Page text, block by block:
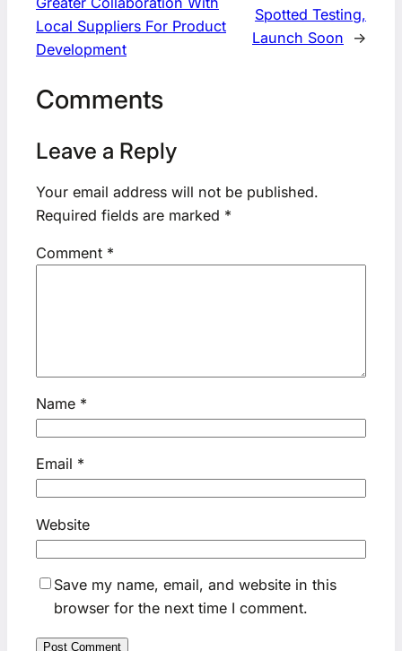
Local Suppliers For Product
Development
Spotted Testing,
Launch Soon
→
Comments
Leave a Reply
Your email address will not be published.
Required fields are marked *
Comment *
Name *
Email *
Website
Save my name, email, and website in this
browser for the next time I comment.